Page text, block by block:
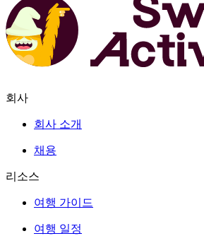
회사
회사 소개
채용
리소스
여행 가이드
여행 일정